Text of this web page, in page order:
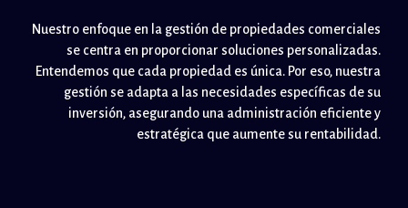
Nuestro enfoque en la gestión de propiedades comerciales
se centra en proporcionar soluciones personalizadas.
Entendemos que cada propiedad es única. Por eso, nuestra
gestión se adapta a las necesidades específicas de su
inversión, asegurando una administración eficiente y
estratégica que aumente su rentabilidad.